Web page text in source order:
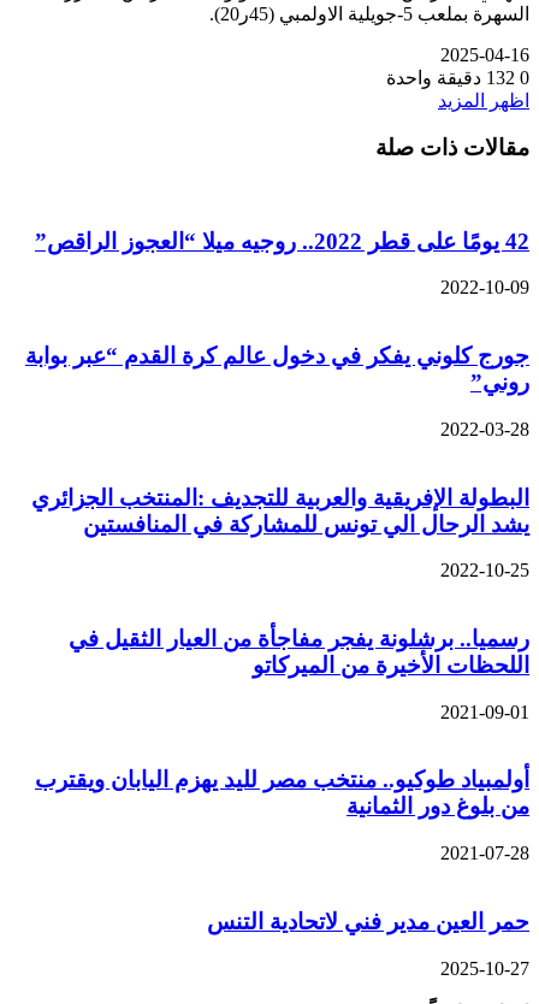
السهرة بملعب 5-جويلية الاولمبي (45ر20).
2025-04-16
0
دقيقة واحدة
اظهر المزيد
مقالات ذات صلة
42 يومًا على قطر 2022.. روجيه ميلا “العجوز الراقص”
2022-10-09
جورج كلوني يفكر في دخول عالم كرة القدم “عبر بوابة
روني”
2022-03-28
البطولة الإفريقية والعربية للتجديف :المنتخب الجزائري
يشد الرحال الي تونس للمشاركة في المنافستين
2022-10-25
رسميا.. برشلونة يفجر مفاجأة من العيار الثقيل في
اللحظات الأخيرة من الميركاتو
2021-09-01
أولمبياد طوكيو.. منتخب مصر لليد يهزم اليابان ويقترب
من بلوغ دور الثمانية
2021-07-28
حمر العين مدير فني لاتحادية التنس
2025-10-27